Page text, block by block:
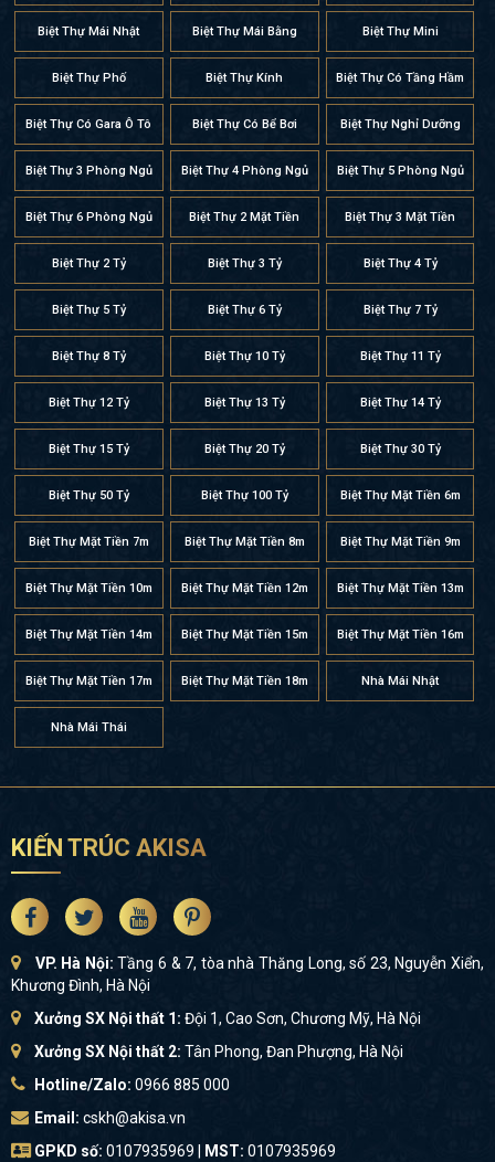
Biệt Thự Mái Nhật Biệt Thự Mái Bằng Biệt Thự Mini
Biệt Thự Phố Biệt Thự Kính Biệt Thự Có Tầng Hầm
Biệt Thự Có Gara Ô Tô Biệt Thự Có Bể Bơi Biệt Thự Nghỉ Dưỡng
Biệt Thự 3 Phòng Ngủ Biệt Thự 4 Phòng Ngủ Biệt Thự 5 Phòng Ngủ
Biệt Thự 6 Phòng Ngủ Biệt Thự 2 Mặt Tiền Biệt Thự 3 Mặt Tiền
Biệt Thự 2 Tỷ Biệt Thự 3 Tỷ Biệt Thự 4 Tỷ
Biệt Thự 5 Tỷ Biệt Thự 6 Tỷ Biệt Thự 7 Tỷ
Biệt Thự 8 Tỷ Biệt Thự 10 Tỷ Biệt Thự 11 Tỷ
Biệt Thự 12 Tỷ Biệt Thự 13 Tỷ Biệt Thự 14 Tỷ
Biệt Thự 15 Tỷ Biệt Thự 20 Tỷ Biệt Thự 30 Tỷ
Biệt Thự 50 Tỷ Biệt Thự 100 Tỷ Biệt Thự Mặt Tiền 6m
Biệt Thự Mặt Tiền 7m Biệt Thự Mặt Tiền 8m Biệt Thự Mặt Tiền 9m
Biệt Thự Mặt Tiền 10m Biệt Thự Mặt Tiền 12m Biệt Thự Mặt Tiền 13m
Biệt Thự Mặt Tiền 14m Biệt Thự Mặt Tiền 15m Biệt Thự Mặt Tiền 16m
Biệt Thự Mặt Tiền 17m Biệt Thự Mặt Tiền 18m Nhà Mái Nhật
Nhà Mái Thái
KIẾN TRÚC AKISA
VP. Hà Nội:Tầng 6 & 7, tòa nhà Thăng Long, số 23, Nguyễn Xiển,
Khương Đình, Hà Nội
Xưởng SX Nội thất 1: Đội 1, Cao Sơn, Chương Mỹ, Hà Nội
Xưởng SX Nội thất 2: Tân Phong, Đan Phượng, Hà Nội
Hotline/Zalo: 0966 885 000
Email: cskh@akisa.vn
GPKD số: 0107935969 | MST: 0107935969